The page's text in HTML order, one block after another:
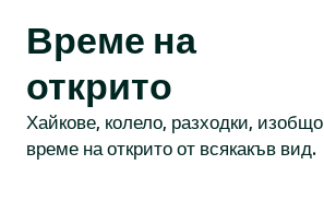
Време на
открито
Хайкове, колело, разходки, изобщо
време на открито от всякакъв вид.